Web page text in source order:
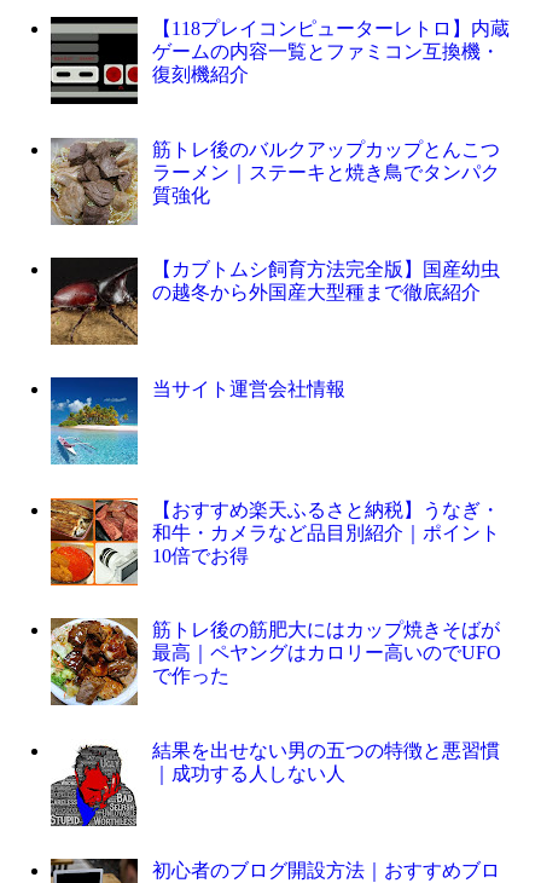
【118プレイコンピューターレトロ】内蔵
ゲームの内容一覧とファミコン互換機・
復刻機紹介
筋トレ後のバルクアップカップとんこつ
ラーメン｜ステーキと焼き鳥でタンパク
質強化
【カブトムシ飼育方法完全版】国産幼虫
の越冬から外国産大型種まで徹底紹介
当サイト運営会社情報
【おすすめ楽天ふるさと納税】うなぎ・
和牛・カメラなど品目別紹介｜ポイント
10倍でお得
筋トレ後の筋肥大にはカップ焼きそばが
最高｜ペヤングはカロリー高いのでUFO
で作った
結果を出せない男の五つの特徴と悪習慣
｜成功する人しない人
初心者のブログ開設方法｜おすすめブロ